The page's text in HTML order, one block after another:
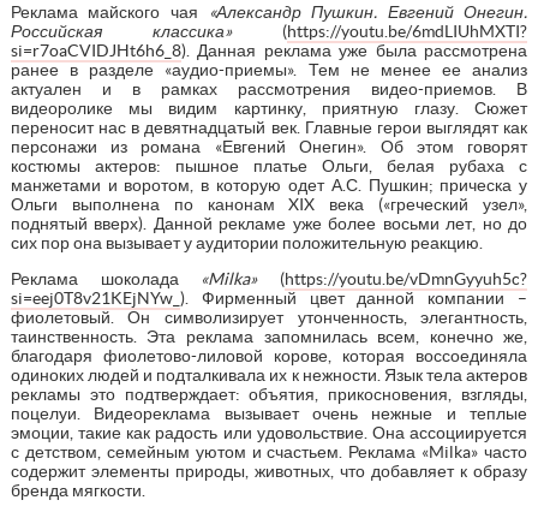
Реклама майского чая «Александр Пушкин. Евгений Онегин.
Российская классика» (https://youtu.be/6mdLIUhMXTI?
si=r7oaCVIDJHt6h6_8). Данная реклама уже была рассмотрена
ранее в разделе «аудио-приемы». Тем не менее ее анализ
актуален и в рамках рассмотрения видео-приемов. В
видеоролике мы видим картинку, приятную глазу. Сюжет
переносит нас в девятнадцатый век. Главные герои выглядят как
персонажи из романа «Евгений Онегин». Об этом говорят
костюмы актеров: пышное платье Ольги, белая рубаха с
манжетами и воротом, в которую одет А.С. Пушкин; прическа у
Ольги выполнена по канонам XIX века («греческий узел»,
поднятый вверх). Данной рекламе уже более восьми лет, но до
сих пор она вызывает у аудитории положительную реакцию.
Реклама шоколада «Milka»(https://youtu.be/vDmnGyyuh5c?
si=eej0T8v21KEjNYw_ ). Фирменный цвет данной компании –
фиолетовый. Он символизирует утонченность, элегантность,
таинственность. Эта реклама запомнилась всем, конечно же,
благодаря фиолетово-лиловой корове, которая воссоединяла
одиноких людей и подталкивала их к нежности. Язык тела актеров
рекламы это подтверждает: объятия, прикосновения, взгляды,
поцелуи. Видеореклама вызывает очень нежные и теплые
эмоции, такие как радость или удовольствие. Она ассоциируется
с детством, семейным уютом и счастьем. Реклама «Milka» часто
содержит элементы природы, животных, что добавляет к образу
бренда мягкости.